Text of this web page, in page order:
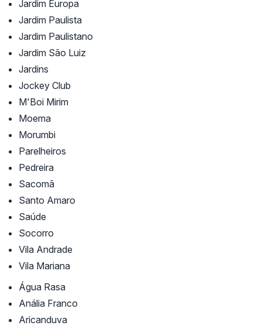
Jardim Europa
Jardim Paulista
Jardim Paulistano
Jardim São Luiz
Jardins
Jockey Club
M'Boi Mirim
Moema
Morumbi
Parelheiros
Pedreira
Sacomã
Santo Amaro
Saúde
Socorro
Vila Andrade
Vila Mariana
Água Rasa
Anália Franco
Aricanduva